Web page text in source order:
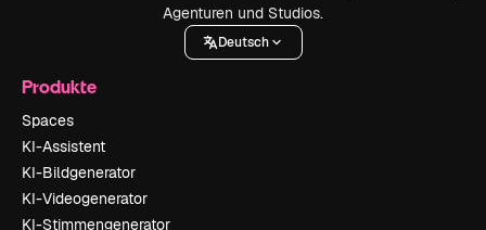
Agenturen und Studios.
Deutsch
Produkte
Spaces
KI-Assistent
KI-Bildgenerator
KI-Videogenerator
KI-Stimmengenerator